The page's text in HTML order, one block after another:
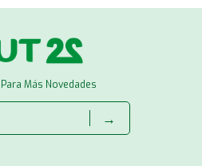
Más Novedades
→